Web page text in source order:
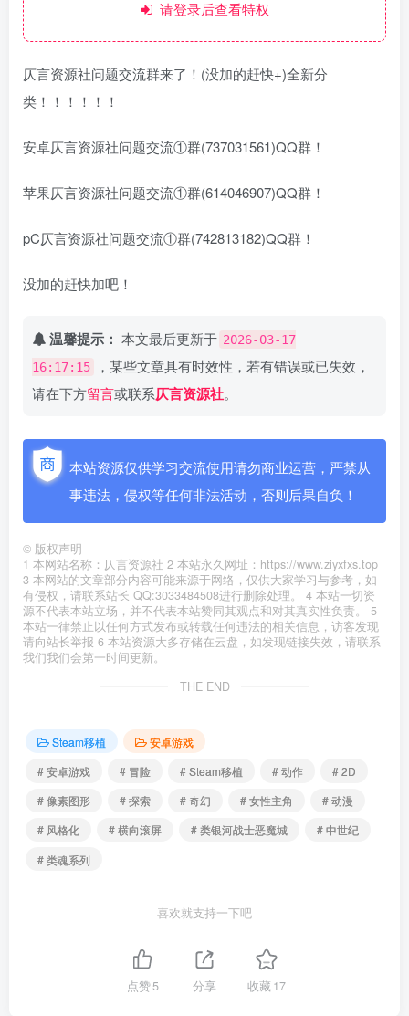
请登录后查看特权
仄言资源社问题交流群来了！(没加的赶快+)全新分
类！！！！！！
安卓仄言资源社问题交流①群(737031561)QQ群！
苹果仄言资源社问题交流①群(614046907)QQ群！
pC仄言资源社问题交流①群(742813182)QQ群！
没加的赶快加吧！
温馨提示： 本文最后更新于 2026-03-17
16:17:15
，某些文章具有时效性，若有错误或已失效，
请在下方留言或联系仄言资源社。
本站资源仅供学习交流使用请勿商业运营，严禁从
事违法，侵权等任何非法活动，否则后果自负！
© 版权声明
1 本网站名称：仄言资源社 2 本站永久网址：https://www.ziyxfxs.top
3 本网站的文章部分内容可能来源于网络，仅供大家学习与参考，如
有侵权，请联系站长 QQ:3033484508进行删除处理。 4 本站一切资
源不代表本站立场，并不代表本站赞同其观点和对其真实性负责。 5
本站一律禁止以任何方式发布或转载任何违法的相关信息，访客发现
请向站长举报 6 本站资源大多存储在云盘，如发现链接失效，请联系
我们我们会第一时间更新。
THE END
Steam移植
安卓游戏
# 安卓游戏
# 冒险 # Steam移植 # 动作
# 2D
# 像素图形
# 探索 # 奇幻 # 女性主角
# 动漫
# 风格化
# 横向滚屏 # 类银河战士恶魔城
# 中世纪
# 类魂系列
喜欢就支持一下吧
点赞5 分享 收藏 17